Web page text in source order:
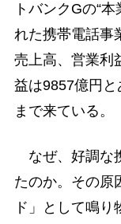
トバンクGの“
れた携帯電話事
売上高、営業利
益は9857億円
まで来ている。
なぜ、好調な
たのか。その原
ド」として鳴